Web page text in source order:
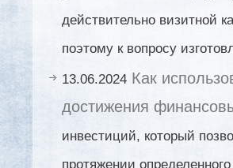
действительно визитной
поэтому к вопросу
13.06.2024 Как
достижения
инвестиций, который
протяжении